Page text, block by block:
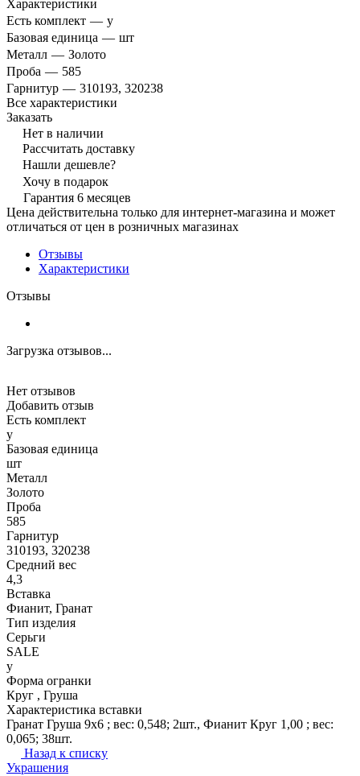
Характеристики
Есть комплект — y
Базовая единица — шт
Металл — Золото
Проба — 585
Гарнитур — 310193, 320238
Все характеристики
Заказать
Нет в наличии
Рассчитать доставку
Нашли дешевле?
Хочу в подарок
Гарантия 6 месяцев
Цена действительна только для интернет-магазина и может
отличаться от цен в розничных магазинах
Отзывы
Характеристики
Отзывы
Загрузка отзывов...
Нет отзывов
Добавить отзыв
Есть комплект
y
Базовая единица
шт
Металл
Золото
Проба
585
Гарнитур
310193, 320238
Средний вес
4,3
Вставка
Фианит, Гранат
Тип изделия
Серьги
SALE
y
Форма огранки
Круг , Груша
Характеристика вставки
Гранат Груша 9х6 ; вес: 0,548; 2шт., Фианит Круг 1,00 ; вес:
0,065; 38шт.
Назад к списку
Украшения